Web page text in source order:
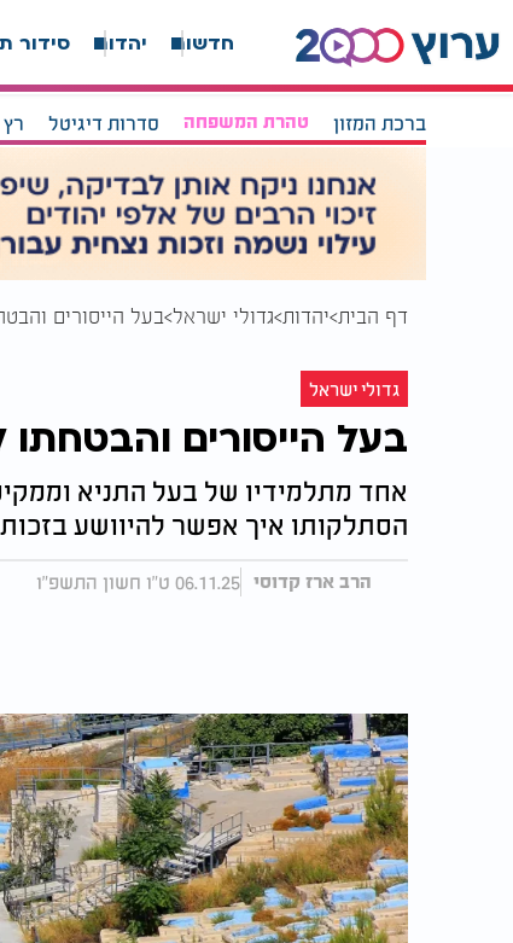
חדשות יהדות סידור
ברכת המזון טהרת המשפחה סדרות דיגיטל
דף הבית יהדות גדולי ישראל בעל הייסורים
גדולי ישראל
בעל הייסורים
אחד מתלמידיו של בעל התניא
הסתלקותו איך אפשר להיוושע בזכות
הרב ארז קדוסי 06.11.25 ט"ו חשון התשפ"ו